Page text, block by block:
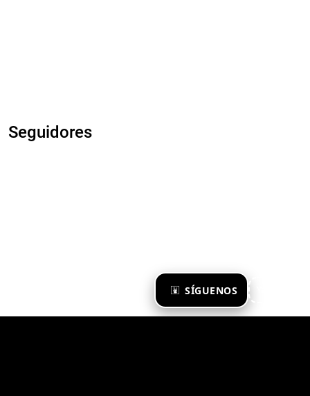
SÍGUENOS
Seguidores